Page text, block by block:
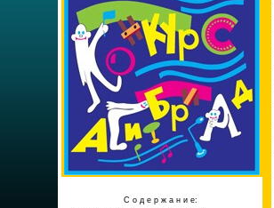
С о д е р ж а н и е: